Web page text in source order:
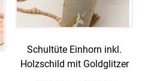
Schultüte Einhorn inkl.
Holzschild mit Goldglitzer